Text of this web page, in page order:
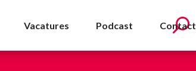
ervan? - NVDA
Vacatures Podcast Contact